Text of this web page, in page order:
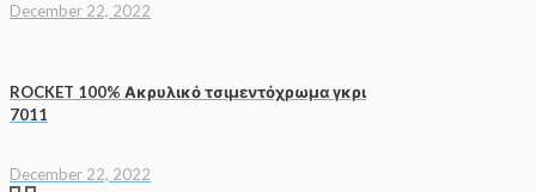
December 22, 2022
ROCKET 100% Ακρυλικό τσιμεντόχρωμα γκρι
7011
December 22, 2022